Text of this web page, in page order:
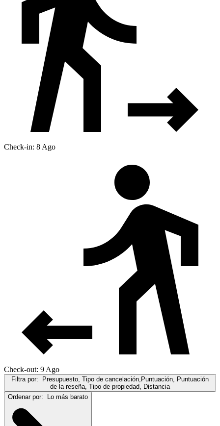
Check-in: 8 Ago
Check-out: 9 Ago
Filtra por:
Presupuesto, Tipo de cancelación,Puntuación, Puntuación
de la reseña, Tipo de propiedad, Distancia
Ordenar por:
Lo más barato